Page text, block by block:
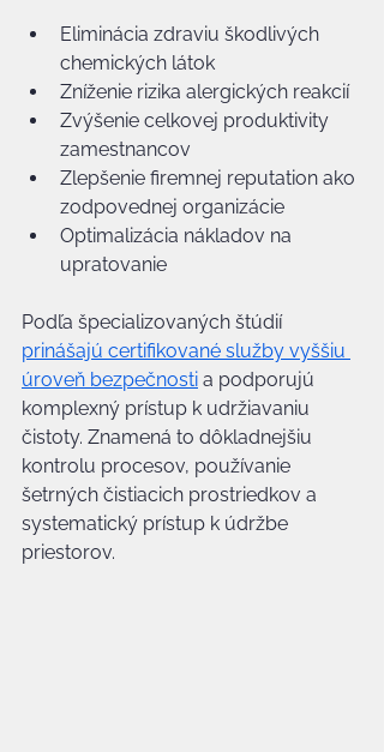
Eliminácia zdraviu škodlivých
chemických látok
Zníženie rizika alergických reakcií
Zvýšenie celkovej produktivity
zamestnancov
Zlepšenie firemnej reputation ako
zodpovednej organizácie
Optimalizácia nákladov na
upratovanie
Podľa špecializovaných štúdií
prinášajú certifikované služby vyššiu
úroveň bezpečnosti a podporujú
komplexný prístup k udržiavaniu
čistoty. Znamená to dôkladnejšiu
kontrolu procesov, používanie
šetrných čistiacich prostriedkov a
systematický prístup k údržbe
priestorov.